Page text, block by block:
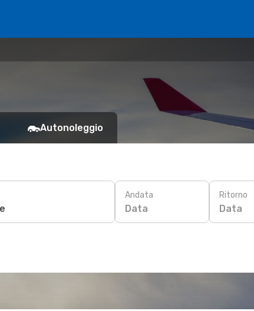
Autonoleggio
Andata
Data
Ritorno
Data